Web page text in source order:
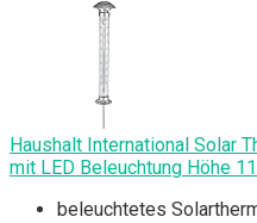
Haushalt International Solar
mit LED Beleuchtung Höhe
beleuchtetes